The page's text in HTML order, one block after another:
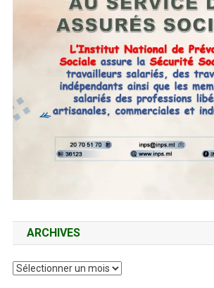
ARCHIVES
Archives